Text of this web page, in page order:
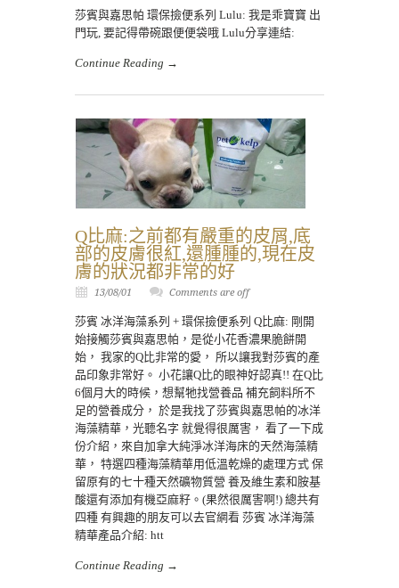
莎賓與嘉思帕 環保撿便系列 Lulu: 我是乖寶寶 出
門玩, 要記得帶碗跟便便袋哦 Lulu分享連結:
Continue Reading →
Q比麻:之前都有嚴重的皮屑,底
部的皮膚很紅,還腫腫的,現在皮
膚的狀況都非常的好
13/08/01 Comments are off
莎賓 冰洋海藻系列 + 環保撿便系列 Q比麻: 剛開
始接觸莎賓與嘉思帕，是從小花香濃果脆餅開
始， 我家的Q比非常的愛， 所以讓我對莎賓的產
品印象非常好。 小花讓Q比的眼神好認真!! 在Q比
6個月大的時候，想幫牠找營養品 補充飼料所不
足的營養成分， 於是我找了莎賓與嘉思帕的冰洋
海藻精華，光聽名字 就覺得很厲害， 看了一下成
份介紹，來自加拿大純淨冰洋海床的天然海藻精
華， 特選四種海藻精華用低溫乾燥的處理方式 保
留原有的七十種天然礦物質營 養及維生素和胺基
酸還有添加有機亞麻籽。(果然很厲害啊!) 總共有
四種 有興趣的朋友可以去官網看 莎賓 冰洋海藻
精華產品介紹: htt
Continue Reading →